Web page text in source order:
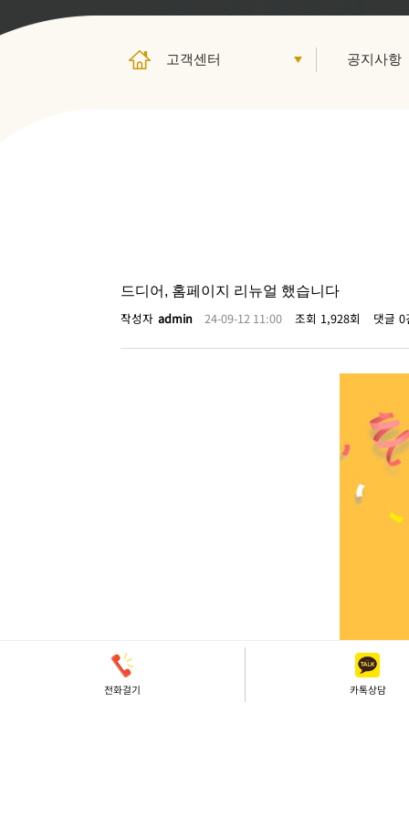
전화걸기 카톡상담
드디어, 홈페이지 리뉴얼 했습니다
작성자 admin 24-09-12 11:00 조회 1,928회 댓글 0